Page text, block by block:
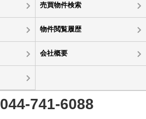
売買物件検索
物件閲覧履歴
会社概要
044-741-6088